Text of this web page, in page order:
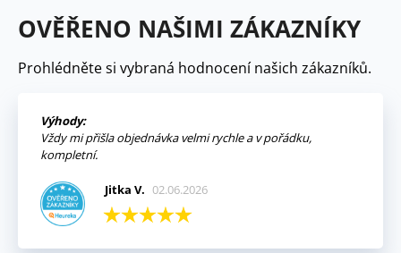
OVĚŘENO NAŠIMI ZÁKAZNÍKY
Prohlédněte si vybraná hodnocení našich zákazníků.
Výhody:
Vždy mi přišla objednávka velmi rychle a v pořádku,
kompletní.
Jitka V. 02.06.2026